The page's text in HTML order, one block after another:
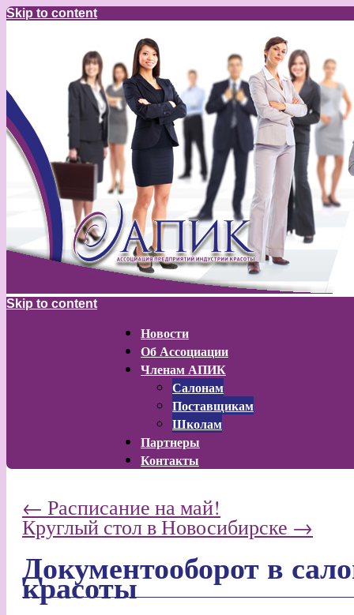
Skip to content
Skip to content
Новости
Об Ассоциации
Членам АПИК
Салонам
Поставщикам
Школам
Партнеры
Контакты
← Расписание на май!
Круглый стол в Новосибирске →
Документооборот в
красоты